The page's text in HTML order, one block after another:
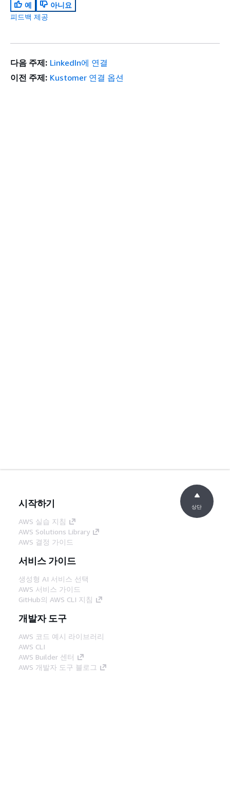
예
아니요
피드백 제공
다음 주제: LinkedIn에 연결
이전 주제: Kustomer 연결 옵션
시작하기
AWS 실습 지침
AWS Solutions Library
AWS 결정 가이드
서비스 가이드
생성형 AI 서비스 선택
AWS 서비스 가이드
GitHub의 AWS CLI 지침
개발자 도구
AWS 코드 예시 라이브러리
AWS CLI
AWS Builder 센터
AWS 개발자 도구 블로그
상단